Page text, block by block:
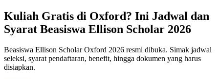
Kuliah Gratis di Oxford? Ini Jadwal dan
Syarat Beasiswa Ellison Scholar 2026
Beasiswa Ellison Scholar Oxford 2026 resmi dibuka. Simak jadwal
seleksi, syarat pendaftaran, benefit, hingga dokumen yang harus
disiapkan.